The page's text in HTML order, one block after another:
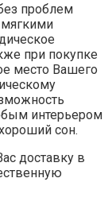
проблем
при покупке
место Вашего
интерьером
сон.
доставку в